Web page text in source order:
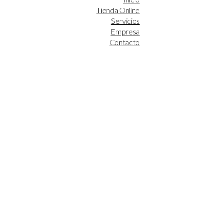
Tienda Online
Servicios
Empresa
Contacto